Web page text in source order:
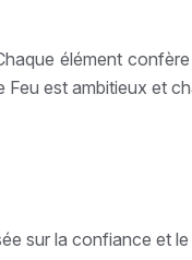
élément
est ambitieux et
sur la confiance et